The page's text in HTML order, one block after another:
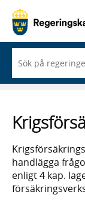
du
börjar
skriva
en
lista
med
sökförslag
handlägga
enligt 4 kap.